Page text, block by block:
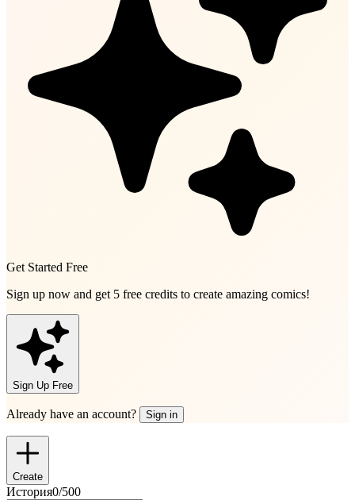
Get Started Free
Sign up now and get 5 free credits to create amazing comics!
Sign Up Free
Already have an account? Sign in
Create
История0/500